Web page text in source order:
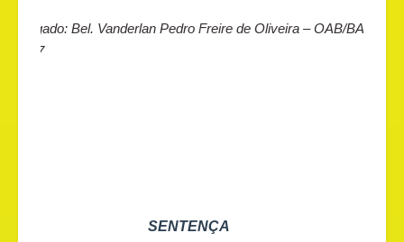
Advogado: Bel. Vanderlan Pedro Freire de Oliveira – OAB/BA
38.457
SENTENÇA